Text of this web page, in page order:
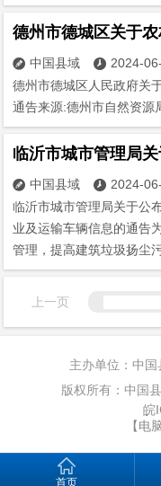
 中国县域  2024-
德州市德城区人民政府关
通告来源:德州市自然资源
临沂市城市管理局
 中国县域  2024-
临沂市城市管理局关于公
业及运输车辆信息的通告
管理，提高建筑垃圾扬尘
上一页
主办单位：中
版权所有：中国
皖
【电
首页